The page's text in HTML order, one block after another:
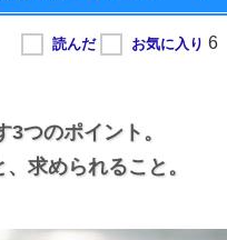
つのポイント。
求められること。